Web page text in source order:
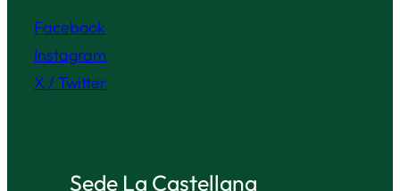
Facebook
Instagram
X / Twitter
Sede La Castellana